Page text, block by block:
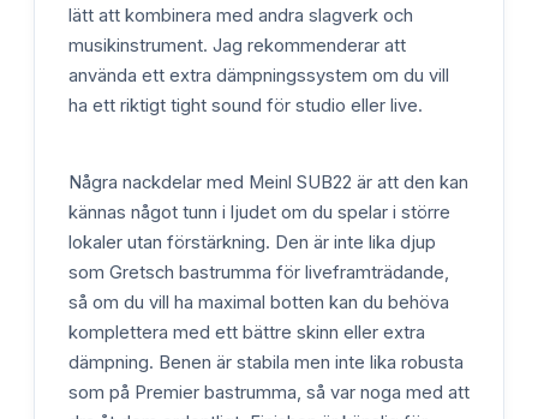
lätt att kombinera med andra slagverk och
musikinstrument. Jag rekommenderar att
använda ett extra dämpningssystem om du vill
ha ett riktigt tight sound för studio eller live.
Några nackdelar med Meinl SUB22 är att den kan
kännas något tunn i ljudet om du spelar i större
lokaler utan förstärkning. Den är inte lika djup
som Gretsch bastrumma för liveframträdande,
så om du vill ha maximal botten kan du behöva
komplettera med ett bättre skinn eller extra
dämpning. Benen är stabila men inte lika robusta
som på Premier bastrumma, så var noga med att